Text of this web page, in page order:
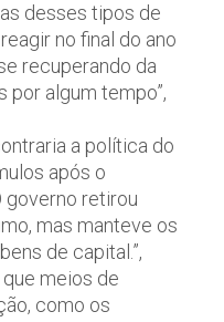
desses tipos de
no final do ano
recuperando da
algum tempo”,
a política do
após o
governo retirou
mas manteve os
de capital.”,
meios de
como os